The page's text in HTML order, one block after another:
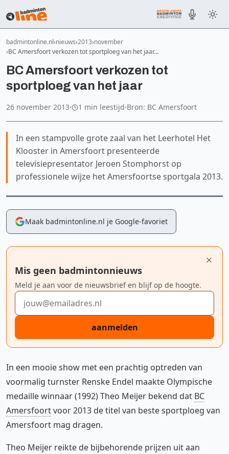
badmintonline.nl nieuws 2013 november
BC Amersfoort verkozen tot sportploeg van het jaar…
BC Amersfoort verkozen tot
sportploeg van het jaar
26 november 2013· 1 min leestijd·Bron: BC Amersfoort
In een stampvolle grote zaal van het Leerhotel Het
Klooster in Amersfoort presenteerde
televisiepresentator Jeroen Stomphorst op
professionele wijze het Amersfoortse sportgala 2013.
Maak badmintonline.nl je Google-favoriet
Mis geen badmintonnieuws
Meld je aan voor de nieuwsbrief en blijf op de hoogte.
E-mailadres
aanmelden
In een mooie show met een prachtig optreden van
voormalig turnster Renske Endel maakte Olympische
medaille winnaar (1992) Theo Meijer bekend dat BC
Amersfoortvoor 2013 de titel van beste sportploeg van
Amersfoort mag dragen.
Theo Meijer reikte de bijbehorende prijzen uit aan